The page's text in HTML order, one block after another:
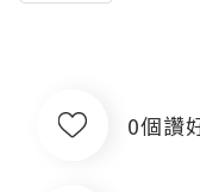
0個讚